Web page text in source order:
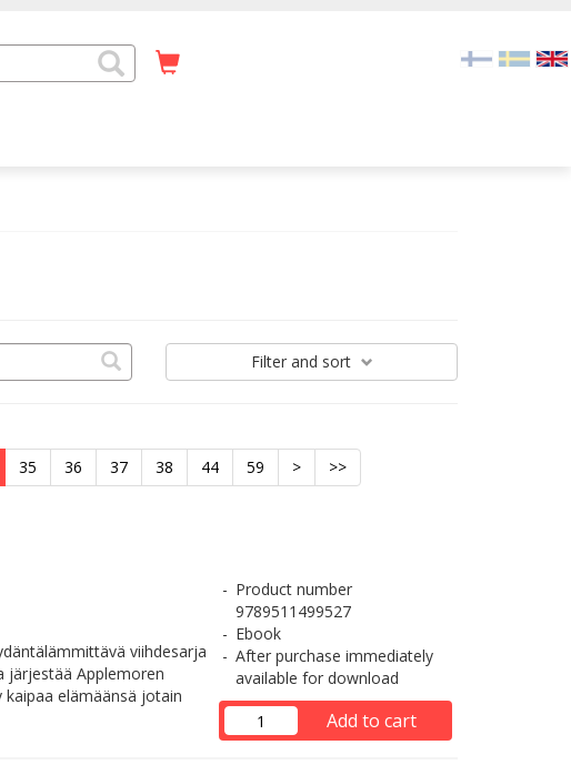
Filterand sort
35 36 37 38 44 59 > >>
viihdesarja
järjestää Applemoren
elämäänsä jotain
Product number
9789511499527
Ebook
After purchase immediately
available for download
Add to cart